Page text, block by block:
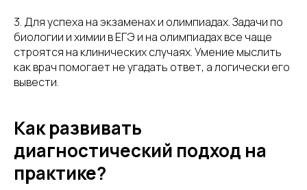
3. Для успеха на экзаменах и олимпиадах. Задачи по
биологии и химии в ЕГЭ и на олимпиадах все чаще
строятся на клинических случаях. Умение мыслить
как врач помогает не угадать ответ, а логически его
вывести.
Как развивать
диагностический подход на
практике?